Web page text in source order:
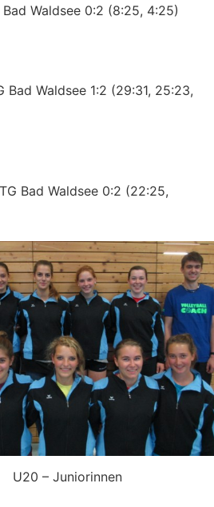
Waldsee 0:2 (8:25, 4:25)
Bad Waldsee 1:2 (29:31, 25:23,
Bad Waldsee 0:2 (22:25,
U20 – Juniorinnen